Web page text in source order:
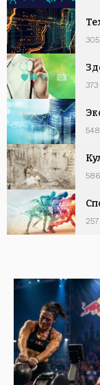
305
373
548
586
257